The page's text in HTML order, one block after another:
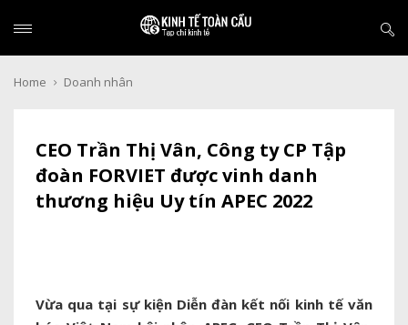
Home Doanh nhân
CEO Trần Thị Vân, Công ty CP Tập
đoàn FORVIET được vinh danh
thương hiệu Uy tín APEC 2022
Vừa qua tại sự kiện Diễn đàn kết nối kinh tế văn